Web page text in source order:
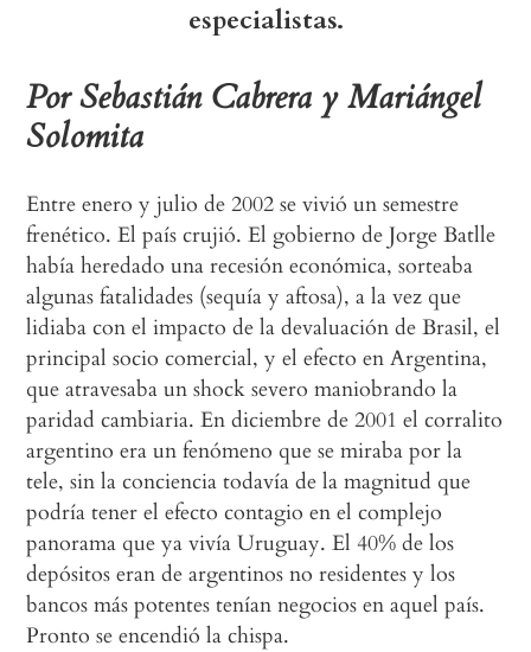
especialistas.
Por Sebastián Cabrera y Mariángel
Solomita
Entre enero y julio de 2002 se vivió un semestre
frenético. El país crujió. El gobierno de Jorge Batlle
había heredado una recesión económica, sorteaba
algunas fatalidades (sequía y aftosa), a la vez que
lidiaba con el impacto de la devaluación de Brasil, el
principal socio comercial, y el efecto en Argentina,
que atravesaba un shock severo maniobrando la
paridad cambiaria. En diciembre de 2001 el corralito
argentino era un fenómeno que se miraba por la
tele, sin la conciencia todavía de la magnitud que
podría tener el efecto contagio en el complejo
panorama que ya vivía Uruguay. El 40% de los
depósitos eran de argentinos no residentes y los
bancos más potentes tenían negocios en aquel país.
Pronto se encendió la chispa.